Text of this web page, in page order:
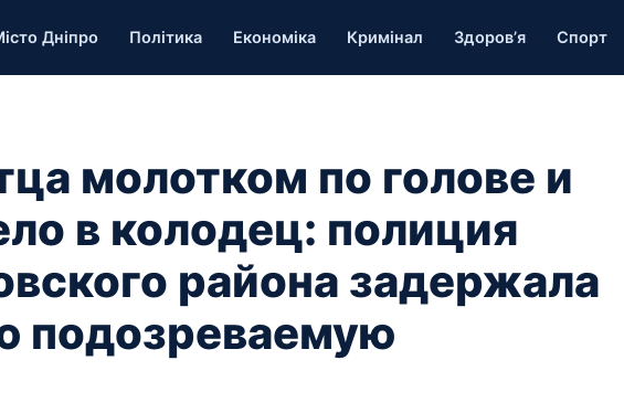
Дніпро Політика Економіка Кримінал Здоров’я Спорт
молотком по голове и
в колодец: полиция
района задержала
подозреваемую